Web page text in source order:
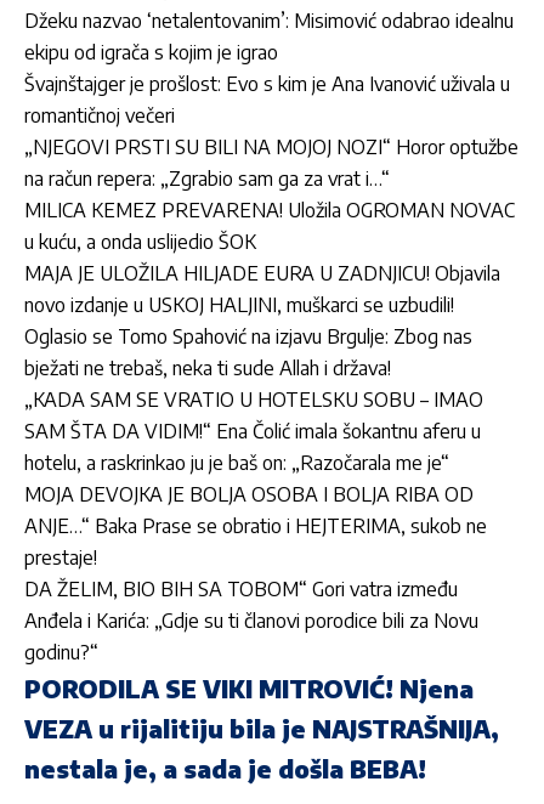
Džeku nazvao ‘netalentovanim’: Misimović odabrao idealnu
ekipu od igrača s kojim je igrao
Švajnštajger je prošlost: Evo s kim je Ana Ivanović uživala u
romantičnoj večeri
„NJEGOVI PRSTI SU BILI NA MOJOJ NOZI“ Horor optužbe
na račun repera: „Zgrabio sam ga za vrat i…“
MILICA KEMEZ PREVARENA! Uložila OGROMAN NOVAC
u kuću, a onda uslijedio ŠOK
MAJA JE ULOŽILA HILJADE EURA U ZADNJICU! Objavila
novo izdanje u USKOJ HALJINI, muškarci se uzbudili!
Oglasio se Tomo Spahović na izjavu Brgulje: Zbog nas
bježati ne trebaš, neka ti sude Allah i država!
„KADA SAM SE VRATIO U HOTELSKU SOBU – IMAO
SAM ŠTA DA VIDIM!“ Ena Čolić imala šokantnu aferu u
hotelu, a raskrinkao ju je baš on: „Razočarala me je“
MOJA DEVOJKA JE BOLJA OSOBA I BOLJA RIBA OD
ANJE…“ Baka Prase se obratio i HEJTERIMA, sukob ne
prestaje!
DA ŽELIM, BIO BIH SA TOBOM“ Gori vatra između
Anđela i Karića: „Gdje su ti članovi porodice bili za Novu
godinu?“
PORODILA SE VIKI MITROVIĆ! Njena
VEZA u rijalitiju bila je NAJSTRAŠNIJA,
nestala je, a sada je došla BEBA!